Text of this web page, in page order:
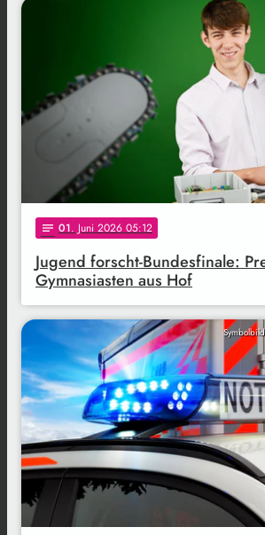
notes 01. Juni 2026 05:12
Jugend forscht-Bundesfinale:
Gymnasiasten aus Hof